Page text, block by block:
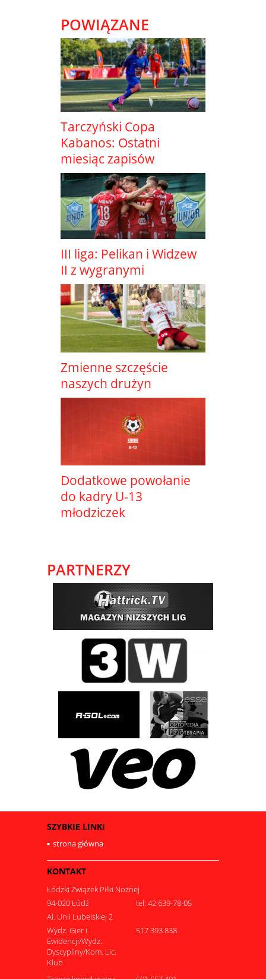
POWIĄZANE
Tarczyński Copa
Kabanos: Ostatni
miesiąc zapisów
III liga: Pelikan i Widzew
II z wygranymi
Zmienne szczęście
naszych drużyn
Dodatkowe powołanie
do kadry U-13
młodziczek
PARTNERZY
SZYBKIE LINKI
strona główna
KONTAKT
Łódzki Związek Piłki Nożnej
94-020 Łódź
tel: 42 639-78-05
Al. Unii Lubelskiej 2
Wydz. Gier i
Ewidencji/Wydz.
Dyscypliny/Kom. Lic.
Klub
517 393 838